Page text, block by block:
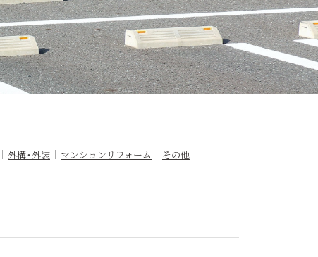
外構・外装 マンションリフォーム その他